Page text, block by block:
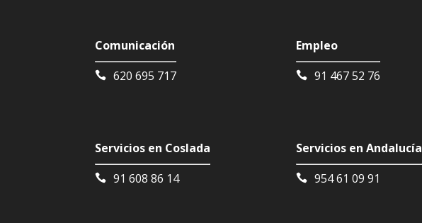
Comunicación
620 695 717
Servicios en Coslada
91 608 86 14
Empleo
91 467 52 76
Servicios en Andalucía
954 61 09 91